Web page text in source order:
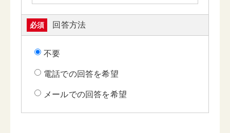
必須 回答方法
不要
電話での回答を希望
メールでの回答を希望